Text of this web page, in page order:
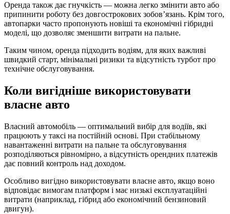
Оренда також дає гнучкість — можна легко змінити авто або
припинити роботу без довгострокових зобов’язань. Крім того,
автопарки часто пропонують новіші та економічні гібридні
моделі, що дозволяє зменшити витрати на пальне.
Таким чином, оренда підходить водіям, для яких важливі
швидкий старт, мінімальні ризики та відсутність турбот про
технічне обслуговування.
Коли вигідніше використовувати
власне авто
Власний автомобіль — оптимальний вибір для водіїв, які
працюють у таксі на постійній основі. При стабільному
навантаженні витрати на пальне та обслуговування
розподіляються рівномірно, а відсутність орендних платежів
дає повний контроль над доходом.
Особливо вигідно використовувати власне авто, якщо воно
відповідає вимогам платформ і має низькі експлуатаційні
витрати (наприклад, гібрид або економічний бензиновий
двигун).